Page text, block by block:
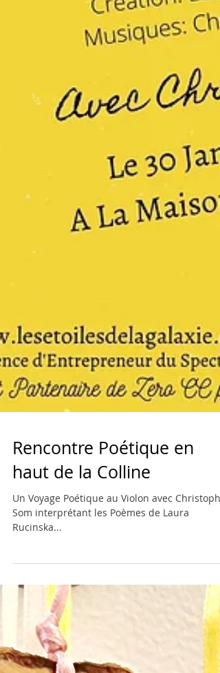
Rencontre Poétique en
haut de la Colline
Un Voyage Poétique au Violon avec Christophe